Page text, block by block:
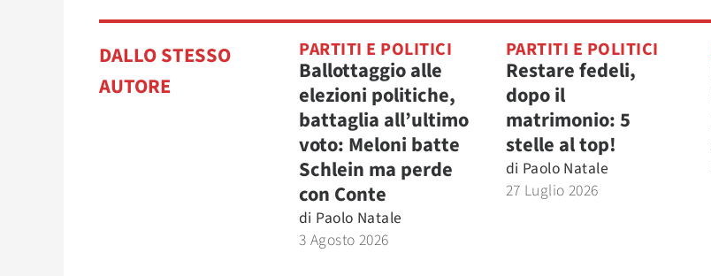
DALLO STESSO
AUTORE
PARTITI E POLITICI
Ballottaggio alle
elezioni politiche,
battaglia all’ultimo
voto: Meloni batte
Schlein ma perde
con Conte
di Paolo Natale
3 Agosto 2026
PARTITI E POLITICI
Restare fedeli,
dopo il
matrimonio: 5
stelle al top!
di Paolo Natale
27 Luglio 2026